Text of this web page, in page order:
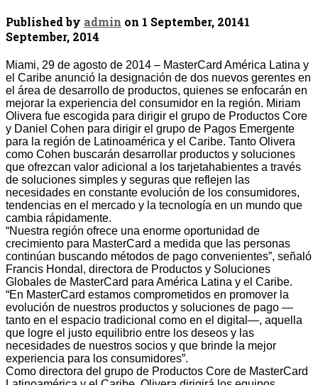
Published by admin on 1 September, 20141
September, 2014
Miami, 29 de agosto de 2014 – MasterCard América Latina y
el Caribe anunció la designación de dos nuevos gerentes en
el área de desarrollo de productos, quienes se enfocarán en
mejorar la experiencia del consumidor en la región. Miriam
Olivera fue escogida para dirigir el grupo de Productos Core
y Daniel Cohen para dirigir el grupo de Pagos Emergente
para la región de Latinoamérica y el Caribe. Tanto Olivera
como Cohen buscarán desarrollar productos y soluciones
que ofrezcan valor adicional a los tarjetahabientes a través
de soluciones simples y seguras que reflejen las
necesidades en constante evolución de los consumidores,
tendencias en el mercado y la tecnología en un mundo que
cambia rápidamente.
“Nuestra región ofrece una enorme oportunidad de
crecimiento para MasterCard a medida que las personas
continúan buscando métodos de pago convenientes”, señaló
Francis Hondal, directora de Productos y Soluciones
Globales de MasterCard para América Latina y el Caribe.
“En MasterCard estamos comprometidos en promover la
evolución de nuestros productos y soluciones de pago —
tanto en el espacio tradicional como en el digital—, aquella
que logre el justo equilibrio entre los deseos y las
necesidades de nuestros socios y que brinde la mejor
experiencia para los consumidores”.
Como directora del grupo de Productos Core de MasterCard